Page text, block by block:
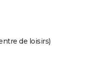
de loisirs)